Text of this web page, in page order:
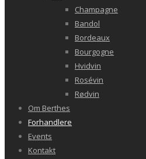
Champagne
Bandol
Bordeaux
Bourgogne
Hvidvin
Rosévin
Rødvin
Om Berthes
Forhandlere
Events
Kontakt